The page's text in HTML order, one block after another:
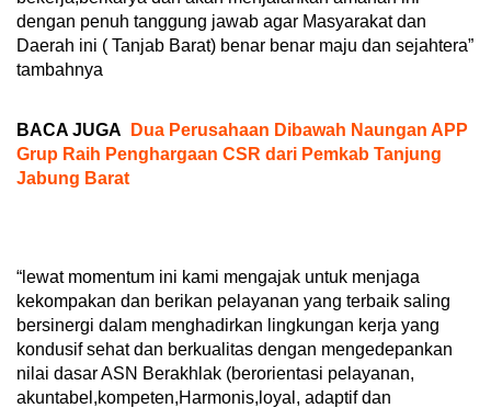
dengan penuh tanggung jawab agar Masyarakat dan
Daerah ini ( Tanjab Barat) benar benar maju dan sejahtera”
tambahnya
BACA JUGA
Dua Perusahaan Dibawah Naungan APP
Grup Raih Penghargaan CSR dari Pemkab Tanjung
Jabung Barat
“lewat momentum ini kami mengajak untuk menjaga
kekompakan dan berikan pelayanan yang terbaik saling
bersinergi dalam menghadirkan lingkungan kerja yang
kondusif sehat dan berkualitas dengan mengedepankan
nilai dasar ASN Berakhlak (berorientasi pelayanan,
akuntabel,kompeten,Harmonis,loyal, adaptif dan